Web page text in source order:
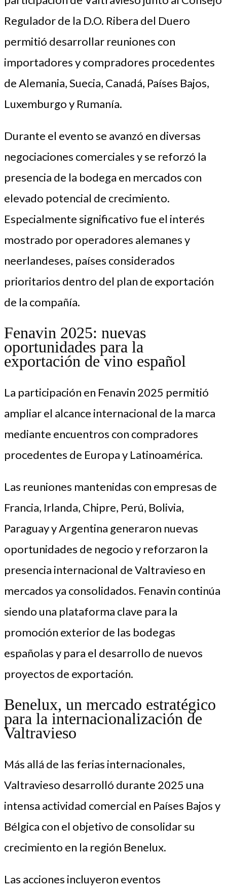
Regulador de la D.O. Ribera del Duero
permitió desarrollar reuniones con
importadores y compradores procedentes
de Alemania, Suecia, Canadá, Países Bajos,
Luxemburgo y Rumanía.
Durante el evento se avanzó en diversas
negociaciones comerciales y se reforzó la
presencia de la bodega en mercados con
elevado potencial de crecimiento.
Especialmente significativo fue el interés
mostrado por operadores alemanes y
neerlandeses, países considerados
prioritarios dentro del plan de exportación
de la compañía.
Fenavin 2025: nuevas
oportunidades para la
exportación de vino español
La participación en Fenavin 2025 permitió
ampliar el alcance internacional de la marca
mediante encuentros con compradores
procedentes de Europa y Latinoamérica.
Las reuniones mantenidas con empresas de
Francia, Irlanda, Chipre, Perú, Bolivia,
Paraguay y Argentina generaron nuevas
oportunidades de negocio y reforzaron la
presencia internacional de Valtravieso en
mercados ya consolidados. Fenavin continúa
siendo una plataforma clave para la
promoción exterior de las bodegas
españolas y para el desarrollo de nuevos
proyectos de exportación.
Benelux, un mercado estratégico
para la internacionalización de
Valtravieso
Más allá de las ferias internacionales,
Valtravieso desarrolló durante 2025 una
intensa actividad comercial en Países Bajos y
Bélgica con el objetivo de consolidar su
crecimiento en la región Benelux.
Las acciones incluyeron eventos